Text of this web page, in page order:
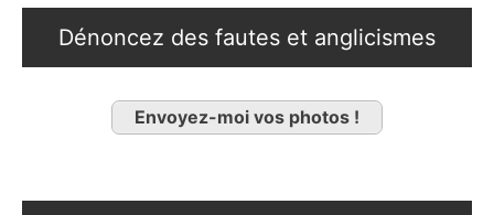
Dénoncez des fautes et anglicismes
Envoyez-moi vos photos !